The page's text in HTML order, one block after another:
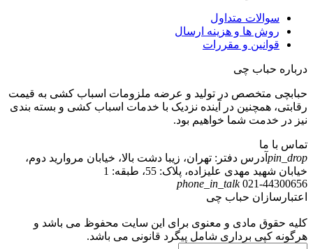
سوالات متداول
روش ها و هزینه ارسال
قوانین و مقررات
درباره حباب چی
حبابچی متخصص در تولید و عرضه ملزومات اسباب کشی به قیمت
رقابتی، همچنین در آینده نزدیک با خدمات اسباب کشی و بسته بندی
نیز در خدمت شما خواهیم بود.
تماس با ما
pin_drop آدرس دفتر: تهران، زیبا دشت بالا، خیابان مروارید دوم،
خیابان شهید مهدی علیزاده، پلاک: 55، طبقه: 1
phone_in_talk 021-44300656
اعتبارسازان حباب چی
کلیه حقوق مادی و معنوی برای این سایت محفوظ می باشد و
هرگونه کپی برداری شامل پیگرد قانونی می باشد.